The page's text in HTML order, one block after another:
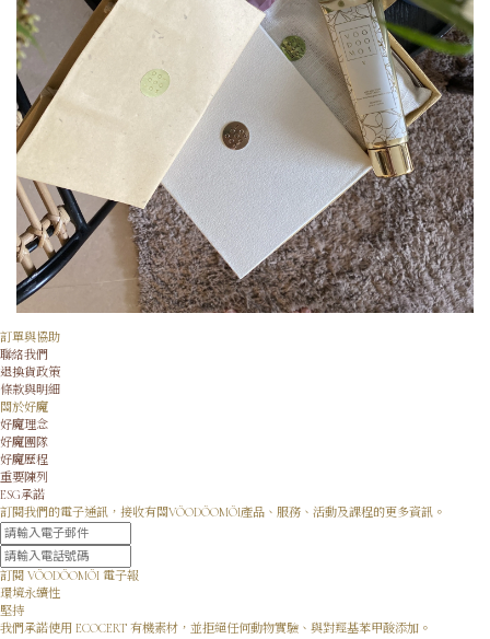
訂單與協助
聯絡我們
退換貨政策
條款與明細
關於好魔
好魔理念
好魔團隊
好魔歷程
重要陳列
ESG承諾
訂閱我們的電子通訊，接收有關VÖODÖOMÖI產品、服務、活動及課程的更多資訊。
訂閱 VÖODÖOMÖI 電子報
環境永續性
堅持
我們承諾使用 ECOCERT 有機素材，並拒絕任何動物實驗、與對羥基苯甲酸添加。